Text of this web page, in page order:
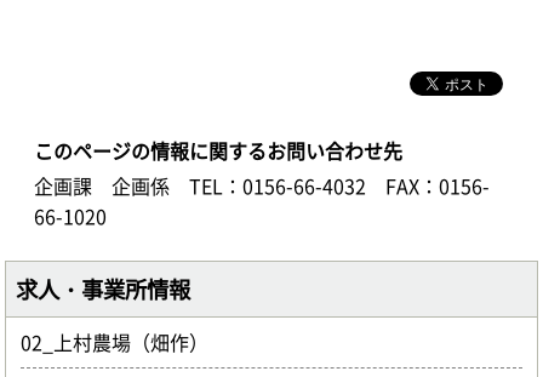
このページの情報に関するお問い合わせ先
企画課 企画係
TEL：0156-66-4032
FAX：0156-
66-1020
求人・事業所情報
02_上村農場（畑作）